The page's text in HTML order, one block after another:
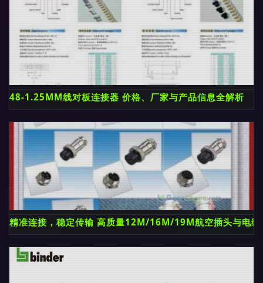
48-1.25MM线对板连接器 价格、厂家与产品信息全解析
精准连接，稳定传输 高质量12M/16M/19M航空插头与电缆